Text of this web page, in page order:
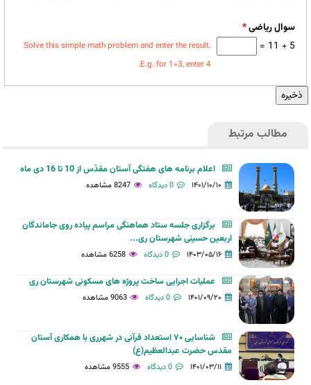
سوال ریاضی*
5 + 11 =
Solve this simple math problem and enter the result.
E.g. for 1+3, enter 4.
مطالب مرتبط
اعلام برنامه های هفتگی آستان مقدّس از 10 تا 16 دی ماه
۱۴۰۱/۱۰/۱۰ 0 دیدگاه 8247 مشاهده
برگزاری جلسه ستاد هماهنگی مراسم پیاده روی جاماندگان
اربعین حسینی شهرستان ری...
۱۴۰۳/۰۵/۱۶ 0 دیدگاه 6258 مشاهده
عملیات اجرایی ساخت پروژه های مسکونی شهرستان ری
۱۴۰۱/۰۹/۲۰ 0 دیدگاه 9063 مشاهده
شناسایی ۷۰ استعداد قرآنی در شهرری با همکاری آستان
مقدس حضرت عبدالعظیم(ع)
۱۴۰۱/۰۳/۱۱ 0 دیدگاه 9555 مشاهده